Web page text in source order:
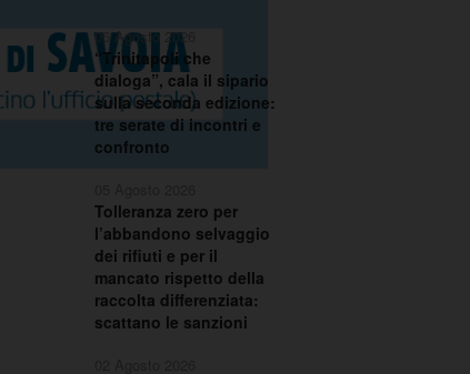
06 Agosto 2026
“Trinitapoli che
dialoga”, cala il sipario
sulla seconda edizione:
tre serate di incontri e
confronto
Tolleranza zero per
l’abbandono selvaggio
dei rifiuti e per il
mancato rispetto della
raccolta differenziata:
scattano le sanzioni